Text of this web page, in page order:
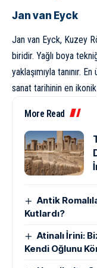
Jan van Eyck
Jan van Eyck, Kuzey
biridir. Yağlı boya
yaklaşımıyla tanınır.
sanat tarihinin en ikonik
More Read
Antik
Kutlardı?
Atinalı İrini:
Kendi Oğlunu